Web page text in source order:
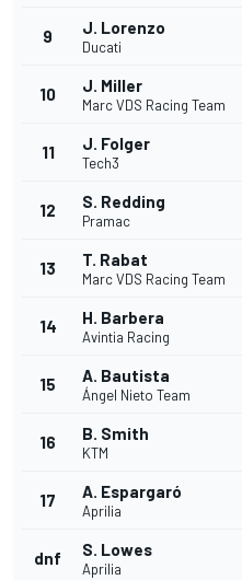
9 J. Lorenzo
Ducati
10 J. Miller
Marc VDS Racing Team
11 J. Folger
Tech3
12 S. Redding
Pramac
13 T. Rabat
Marc VDS Racing Team
14 H. Barbera
Avintia Racing
15 A. Bautista
Ángel Nieto Team
16 B. Smith
KTM
17 A. Espargaró
Aprilia
dnf S. Lowes
Aprilia